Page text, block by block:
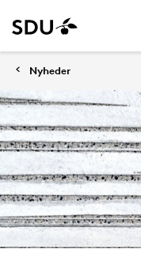
Nyheder